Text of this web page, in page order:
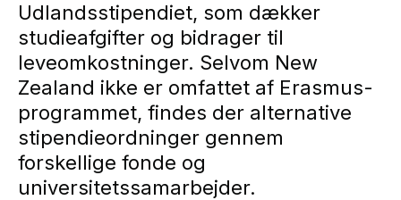
Udlandsstipendiet, som dækker
studieafgifter og bidrager til
leveomkostninger. Selvom New
Zealand ikke er omfattet af Erasmus-
programmet, findes der alternative
stipendieordninger gennem
forskellige fonde og
universitetssamarbejder.